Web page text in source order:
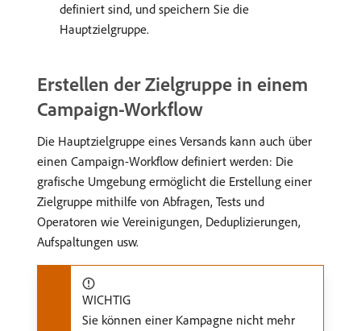
definiert sind, und speichern Sie die
Hauptzielgruppe.
Erstellen der Zielgruppe in einem
Campaign-Workflow
Die Hauptzielgruppe eines Versands kann auch über
einen Campaign-Workflow definiert werden: Die
grafische Umgebung ermöglicht die Erstellung einer
Zielgruppe mithilfe von Abfragen, Tests und
Operatoren wie Vereinigungen, Deduplizierungen,
Aufspaltungen usw.
WICHTIG
Sie können einer Kampagne nicht mehr